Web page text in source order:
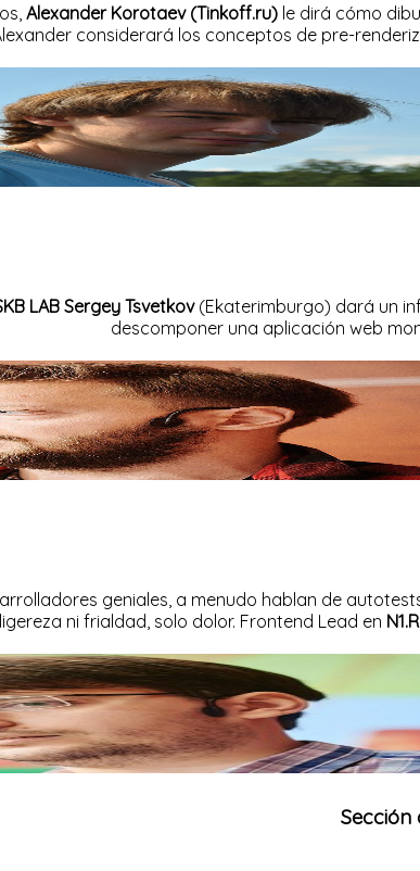
Alexander Korotaev (Tinkoff.ru)le dirá cómo
considerará los conceptos de pre-
LAB Sergey Tsvetkov(Ekaterimburgo) dará un
descomponer una aplicación web
geniales, a menudo hablan de
ni frialdad, solo dolor. Frontend Lead en
Sección